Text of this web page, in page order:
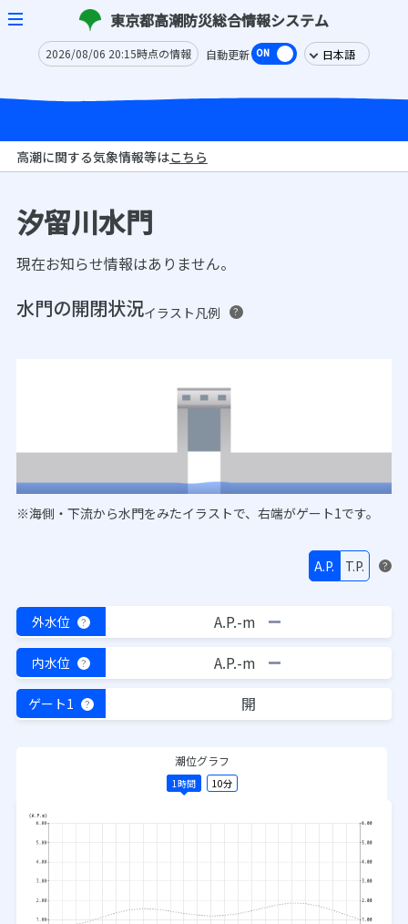
東京都高潮防災総合情報システム
2026/08/06 20:15時点の情報 自動更新
高潮に関する気象情報等はこちら
汐留川水門
現在お知らせ情報はありません。
水門の開閉状況イラスト凡例 ？
※海側・下流から水門をみたイラストで、右端がゲート1です。
A.P. T.P. ？
外水位 ？ A.P.-m
内水位 ？ A.P.-m
ゲート1 ？ 開
潮位グラフ
1時間 10分